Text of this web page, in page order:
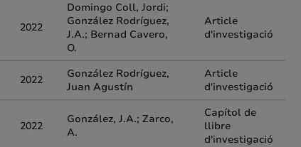
2022
Domingo Coll, Jordi;
González Rodríguez,
J.A.; Bernad Cavero,
O.
Article
d'investigació
2022
González Rodríguez,
Juan Agustín
Article
d'investigació
2022
González, J.A.; Zarco,
A.
Capítol de
llibre
d'investigació